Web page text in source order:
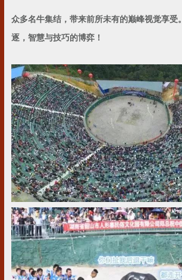
众多名牛集结，带来前所未有的巅峰视觉享受。
逐，智慧与技巧的博弈！